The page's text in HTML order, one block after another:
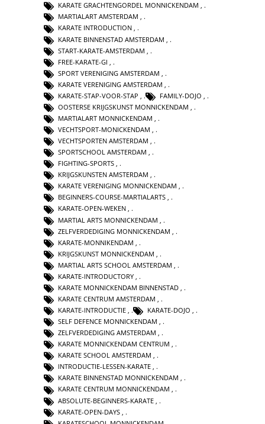
KARATE GRACHTENGORDEL MONNICKENDAM ,
MARTIALART AMSTERDAM ,
KARATE INTRODUCTION ,
KARATE BINNENSTAD AMSTERDAM
START-KARATE-AMSTERDAM
FREE-KARATE-GI
SPORT VERENIGING AMSTERDAM
KARATE VERENIGING AMSTERDAM
KARATE-STAP-VOOR-STAP
FAMILY-DOJO
OOSTERSE KRIJGSKUNST MONNICKENDAM
MARTIALART MONNICKENDAM
VECHTSPORT-MONICKENDAM ,
VECHTSPORTEN AMSTERDAM ,
SPORTSCHOOL AMSTERDAM ,
FIGHTING-SPORTS ,
KRIJGSKUNSTEN AMSTERDAM ,
KARATE VERENIGING MONNICKENDAM ,
BEGINNERS-COURSE-MARTIALARTS ,
KARATE-OPEN-WEKEN ,
MARTIAL ARTS MONNICKENDAM
ZELFVERDEDIGING MONNICKENDAM
KARATE-MONNIKENDAM
KRIJGSKUNST MONNICKENDAM
MARTIAL ARTS SCHOOL AMSTERDAM
KARATE-INTRODUCTORY
KARATE MONNICKENDAM BINNENSTAD
KARATE CENTRUM AMSTERDAM
KARATE-INTRODUCTIE , KARATE-DOJO ,
SELF DEFENCE MONNICKENDAM ,
ZELFVERDEDIGING AMSTERDAM ,
KARATE MONNICKENDAM CENTRUM ,
KARATE SCHOOL AMSTERDAM ,
INTRODUCTIE-LESSEN-KARATE ,
KARATE BINNENSTAD MONNICKENDAM ,
KARATE CENTRUM MONNICKENDAM ,
ABSOLUTE-BEGINNERS-KARATE
KARATE-OPEN-DAYS